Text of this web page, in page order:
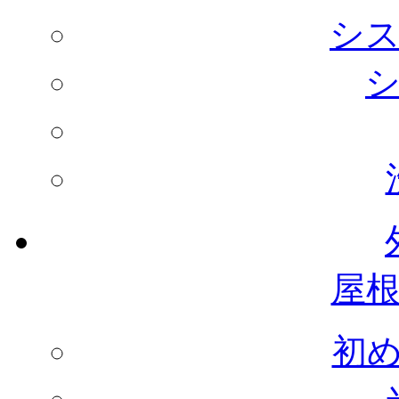
シ
屋
初